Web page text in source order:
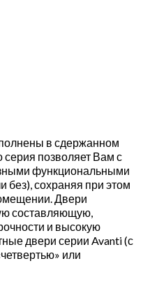
в сдержанном
позволяет Вам с
функциональными
без), сохраняя при этом
Двери
составляющую,
и высокую
двери серии Avanti (с
или